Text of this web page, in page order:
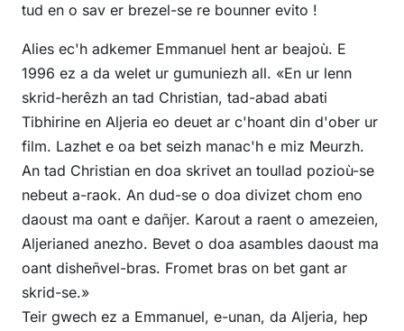
tud en o sav er brezel-se re bounner evito !
Alies ec'h adkemer Emmanuel hent ar beajoù. E
1996 ez a da welet ur gumuniezh all. «En ur lenn
skrid-herêzh an tad Christian, tad-abad abati
Tibhirine en Aljeria eo deuet ar c'hoant din d'ober ur
film. Lazhet e oa bet seizh manac'h e miz Meurzh.
An tad Christian en doa skrivet an toullad pozioù-se
nebeut a-raok. An dud-se o doa divizet chom eno
daoust ma oant e dañjer. Karout a raent o amezeien,
Aljerianed anezho. Bevet o doa asambles daoust ma
oant disheñvel-bras. Fromet bras on bet gant ar
skrid-se.»
Teir gwech ez a Emmanuel, e-unan, da Aljeria, hep